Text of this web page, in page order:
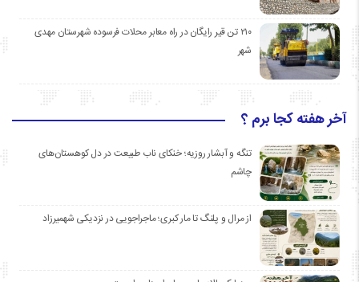
۲۱۰ تن قیر رایگان در راه معابر محلات فرسوده شهرستان مهدی
شهر
آخر هفته کجا برم ؟
تنگه و آبشار روزیه؛ خنکای ناب طبیعت در دل کوهستان‌های
چاشم
از مرال و پلنگ تا مار کبری؛ ماجراجویی در نزدیکی شهمیرزاد